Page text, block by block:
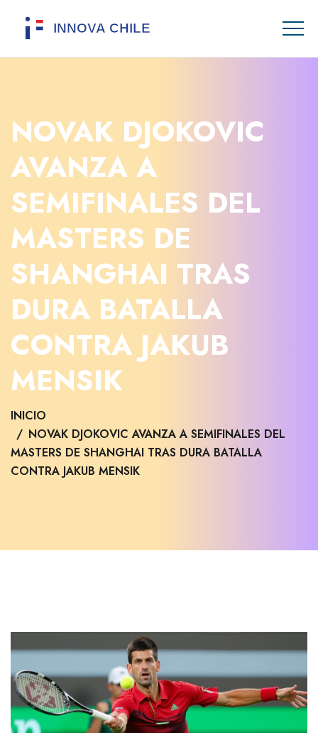
NOVAK DJOKOVIC
AVANZA A
SEMIFINALES DEL
MASTERS DE
SHANGHAI TRAS
DURA BATALLA
CONTRA JAKUB
MENSIK
INICIO
NOVAK DJOKOVIC AVANZA A SEMIFINALES DEL
MASTERS DE SHANGHAI TRAS DURA BATALLA
CONTRA JAKUB MENSIK